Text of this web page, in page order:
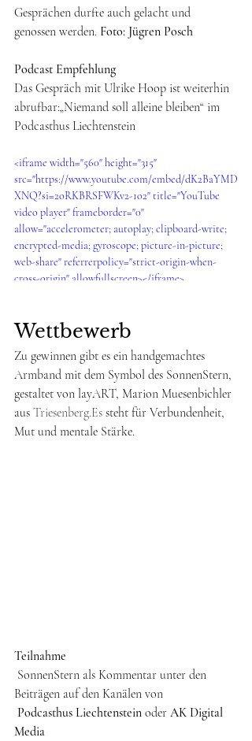
Gesprächen durfte auch gelacht und
genossen werden. Foto: Jügren Posch
Podcast Empfehlung
Das Gespräch mit Ulrike Hoop ist weiterhin
abrufbar:„Niemand soll alleine bleiben“ im
Podcasthus Liechtenstein
<iframe width="560" height="315"
src="https://www.youtube.com/embed/dK2BaYMD
XNQ?si=2oRKBRSFWKv2-1o2" title="YouTube
video player" frameborder="0"
allow="accelerometer; autoplay; clipboard-write;
encrypted-media; gyroscope; picture-in-picture;
web-share" referrerpolicy="strict-origin-when-
cross-origin" allowfullscreen></iframe>
Wettbewerb
Zu gewinnen gibt es ein handgemachtes
Armband mit dem Symbol des SonnenStern,
gestaltet von layART, Marion Muesenbichler
aus Triesenberg.Es steht für Verbundenheit,
Mut und mentale Stärke.
Teilnahme
Beiträgen auf den Kanälen von
Podcasthus Liechtenstein oder AK Digital
Media